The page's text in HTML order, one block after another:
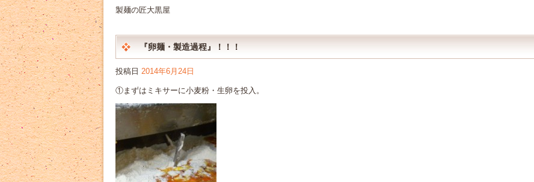
製麺の匠大黒屋
『卵麺・製造過程』！！！
投稿日 2014年6月24日
①まずはミキサーに小麦粉・生卵を投入。